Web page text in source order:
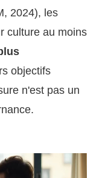
2024), les
culture au moins
objectifs
n'est pas un